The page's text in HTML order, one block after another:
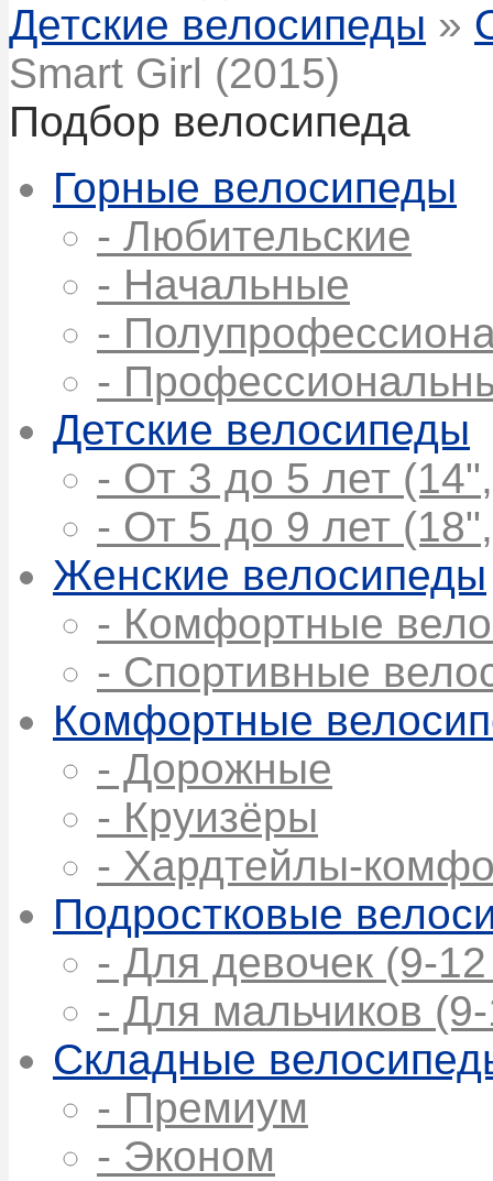
Детские велосипеды »
Smart Girl (2015)
Подбор велосипеда
Горные велосипеды
- Любительские
- Начальные
-
-
Детские велосипеды
- От 3 до 5 лет
- От 5 до 9 лет
Женские велосипеды
- Комфортные
- Спортивные
Комфортные
- Дорожные
- Круизёры
- Хардтейлы-
Подростковые
- Для девочек (9-
- Для мальчиков
Складные
- Премиум
- Эконом